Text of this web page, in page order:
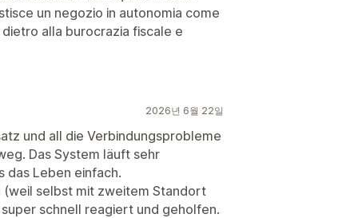
un negozio in autonomia come
alla burocrazia fiscale e
2026년 6월 22일
und all die Verbindungsprobleme
Das System läuft sehr
das Leben einfach.
selbst mit zweitem Standort
schnell reagiert und geholfen.